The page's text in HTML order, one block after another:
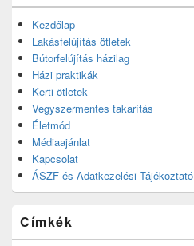
Kezdőlap
Lakásfelújítás ötletek
Bútorfelújítás házilag
Házi praktikák
Kerti ötletek
Vegyszermentes takarítás
Életmód
Médiaajánlat
Kapcsolat
ÁSZF és Adatkezelési Tájékoztató
Címkék